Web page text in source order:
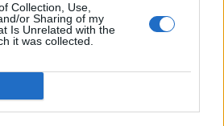
Collection, Use,
or Sharing of my
Is Unrelated with the
it was collected.